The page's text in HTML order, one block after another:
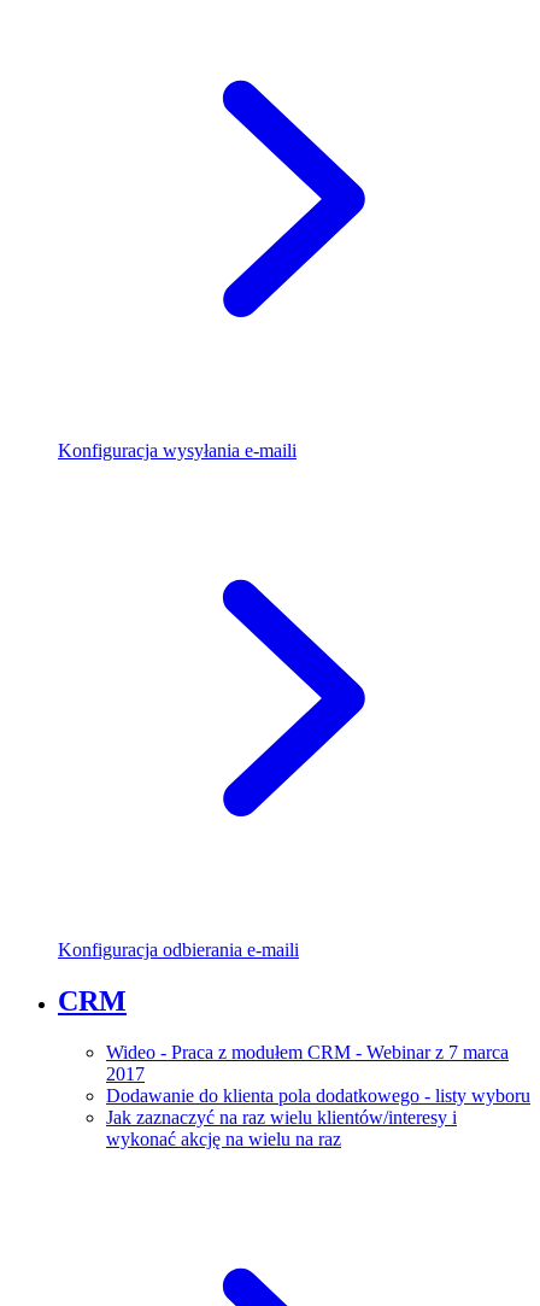
Konfiguracja wysyłania e-maili
Konfiguracja odbierania e-maili
CRM
Wideo - Praca z modułem CRM - Webinar z 7 marca
2017
Dodawanie do klienta pola dodatkowego - listy wyboru
Jak zaznaczyć na raz wielu klientów/interesy i
wykonać akcję na wielu na raz